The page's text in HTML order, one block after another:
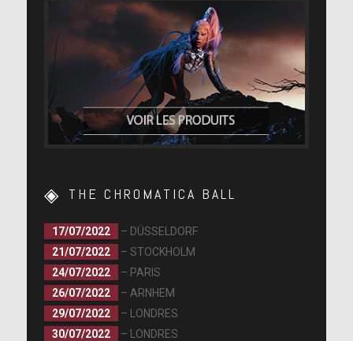
THE CHROMATICA BALL
17/07/2022
– DÜSSELDORF
21/07/2022
– STOCKHOLM
24/07/2022
– PARIS
26/07/2022
– ARNHEM
29/07/2022
– LONDRES
30/07/2022
– LONDRES